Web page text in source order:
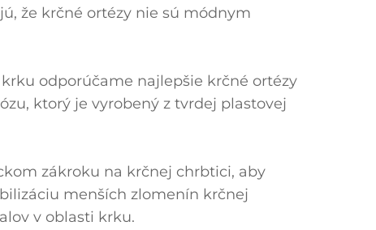
že krčné ortézy nie sú módnym
odporúčame najlepšie krčné ortézy
ktorý je vyrobený z tvrdej plastovej
zákroku na krčnej chrbtici, aby
menších zlomenín krčnej
v oblasti krku.